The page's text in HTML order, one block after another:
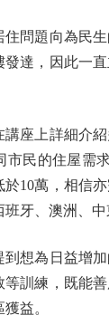
題向為民生
發達，因此一
上詳細介紹
市民的住屋需
於10萬，相信
班牙、澳洲、
為日益增加
等訓練，既能
益。